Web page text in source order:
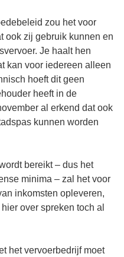
zou het voor
ook zij gebruik kunnen en
Je haalt hen
kan voor iedereen alleen
hoeft dit geen
heeft in de
al erkend dat ook
kunnen worden
bereikt – dus het
minima – zal het voor
inkomsten opleveren,
over spreken toch al
het vervoerbedrijf moet